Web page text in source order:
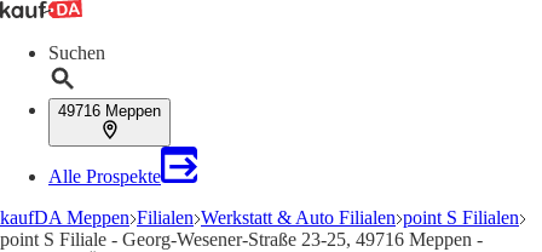
Suchen
49716 Meppen
Alle Prospekte
kaufDA Meppen Filialen Werkstatt & Auto Filialen point S Filialen
point S Filiale - Georg-Wesener-Straße 23-25, 49716 Meppen -